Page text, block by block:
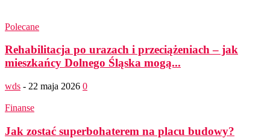
Polecane
Rehabilitacja po urazach i przeciążeniach – jak
mieszkańcy Dolnego Śląska mogą...
wds - 22 maja 2026 0
Finanse
Jak zostać superbohaterem na placu budowy?